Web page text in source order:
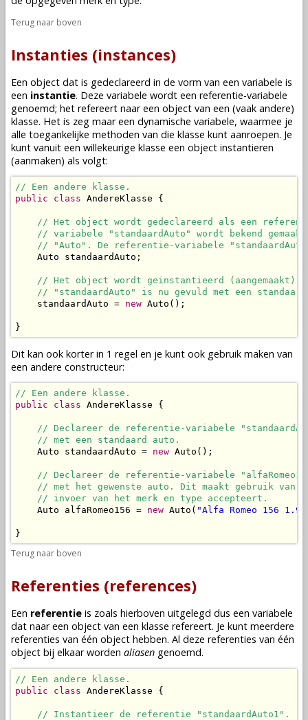
Terug naar boven
Instanties (instances)
Een object dat is gedeclareerd in de vorm van een variabele is
een instantie. Deze variabele wordt een referentie-variabele
genoemd; het refereert naar een object van een (vaak andere)
klasse. Het is zeg maar een dynamische variabele, waarmee je
alle toegankelijke methoden van die klasse kunt aanroepen. Je
kunt vanuit een willekeurige klasse een object instantieren
(aanmaken) als volgt:
// Een andere klasse.
public
class AndereKlasse {
// Het object wordt gedeclareerd als een
// variabele "standaardAuto" wordt bekend
// "Auto". De referentie-variabele
    Auto standaardAuto;
// Het object wordt geinstantieerd (aangemaakt).
// "standaardAuto" is nu gevuld met een
    standaardAuto =
new Auto();
}
Dit kan ook korter in 1 regel en je kunt ook gebruik maken van
een andere constructeur:
// Een andere klasse.
public
class AndereKlasse {
// Declareer de referentie-variabele
// met een standaard auto.
    Auto standaardAuto =
new Auto();
// Declareer de referentie-variabele
// met het gewenste auto. Dit maakt gebruik van
// invoer van het merk en type accepteert.
    Auto alfaRomeo156 =
new Auto( "Alfa Romeo 156 1.9
}
Terug naar boven
Referenties (references)
Een referentie is zoals hierboven uitgelegd dus een variabele
dat naar een object van een klasse refereert. Je kunt meerdere
referenties van één object hebben. Al deze referenties van één
object bij elkaar worden aliasen genoemd.
// Een andere klasse.
public
class AndereKlasse {
// Instantieer de referentie "standaardAuto1".